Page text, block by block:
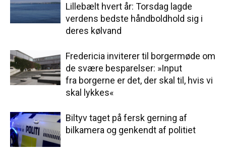
Lillebælt hvert år: Torsdag lagde
verdens bedste håndboldhold sig i
deres kølvand
Fredericia inviterer til borgermøde om
de svære besparelser: »Input
fra borgerne er det, der skal til, hvis vi
skal lykkes«
Biltyv taget på fersk gerning af
bilkamera og genkendt af politiet